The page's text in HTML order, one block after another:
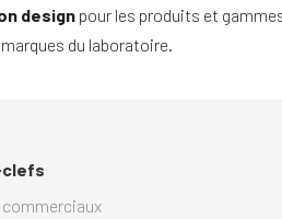
design pour les produits et
du laboratoire.